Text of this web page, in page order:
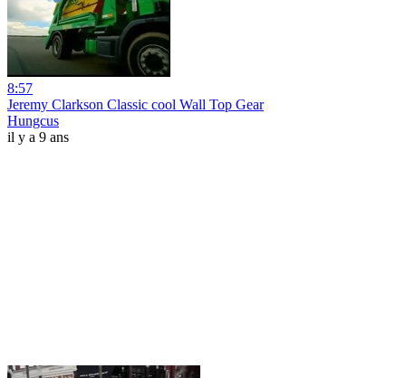
8:57
Jeremy Clarkson Classic cool Wall Top Gear
Hungcus
il y a 9 ans